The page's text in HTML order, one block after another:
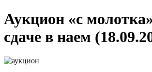
Аукцион «с
сдаче в наем